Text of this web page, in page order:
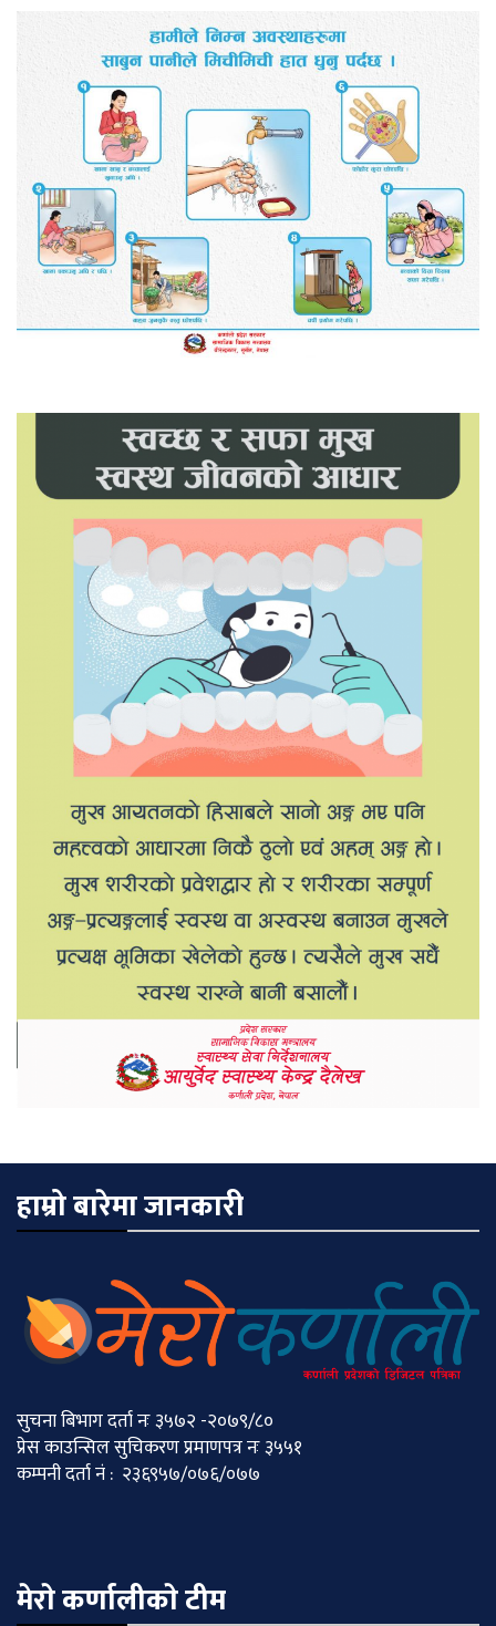
हाम्रो बारेमा जानकारी
सुचना बिभाग दर्ता नः ३५७२ -२०७९/८०
प्रेस काउन्सिल सुचिकरण प्रमाणपत्र नः ३५५१
कम्पनी दर्ता नं : २३६९५७/०७६/०७७
मेराे कर्णालीकाे टीम